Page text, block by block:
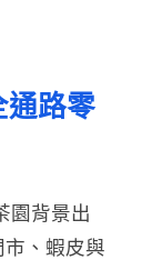
通路零
園背景出
、蝦皮與